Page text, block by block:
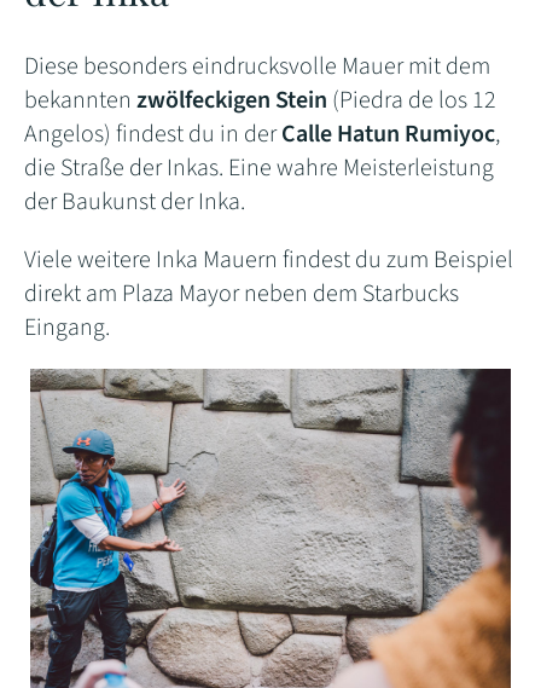
Diese besonders eindrucksvolle Mauer mit dem
bekannten zwölfeckigen Stein (Piedra de los 12
Angelos) findest du in derCalle Hatun Rumiyoc,
die Straße der Inkas. Eine wahre Meisterleistung
der Baukunst der Inka.
Viele weitere Inka Mauern findest du zum Beispiel
direkt am Plaza Mayor neben dem Starbucks
Eingang.